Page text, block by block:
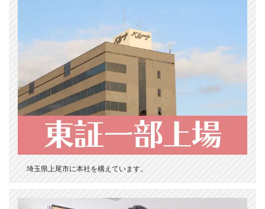
埼玉県上尾市に本社を構えています。